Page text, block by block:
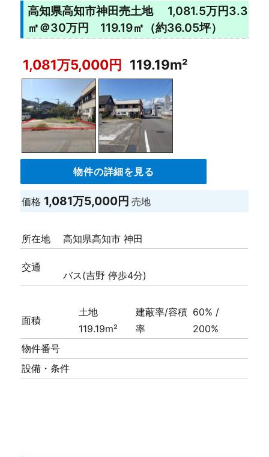
高知県高知市神田売土地 1,081.5万円3.3
㎡＠30万円 119.19㎡（約36.05坪）
1,081万5,000円 119.19m²
物件の詳細を見る
価格 1,081万5,000円売地
所在地 高知県高知市 神田
交通
バス(吉野 停歩4分)
面積
土地
119.19m²
建蔽率/容積
率
60% /
200%
物件番号
設備・条件